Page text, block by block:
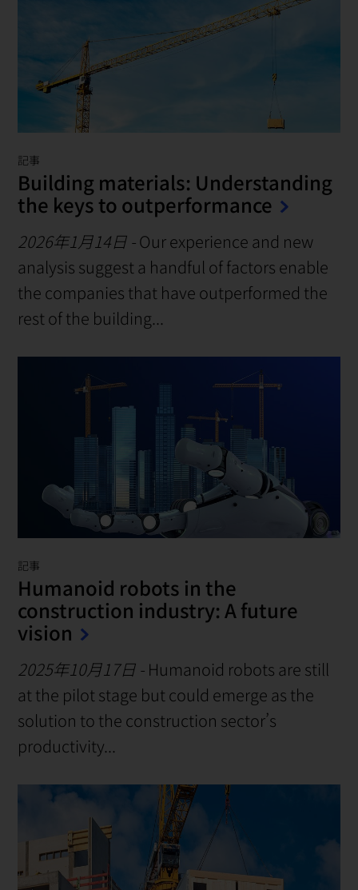
記事
Building materials: Understanding
the keys to outperformance
2026年1月14日 -Our experience and new
analysis suggest a handful of factors enable
the companies that have outperformed the
rest of the building...
記事
Humanoid robots in the
construction industry: A future
vision
2025年10月17日 - Humanoid robots are still
at the pilot stage but could emerge as the
solution to the construction sector’s
productivity...